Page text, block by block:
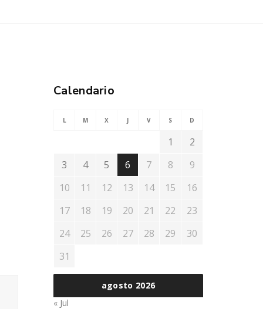
Calendario
agosto 2026
L M X J V S D
1
2
3
4 5 6 7 8
9
10
11 12 13 14 15
16
17
18 19 20 21 22
23
24
25 26 27 28 29
30
31
« Jul